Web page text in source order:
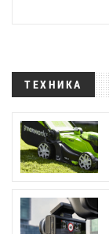
ТЕХНИКА